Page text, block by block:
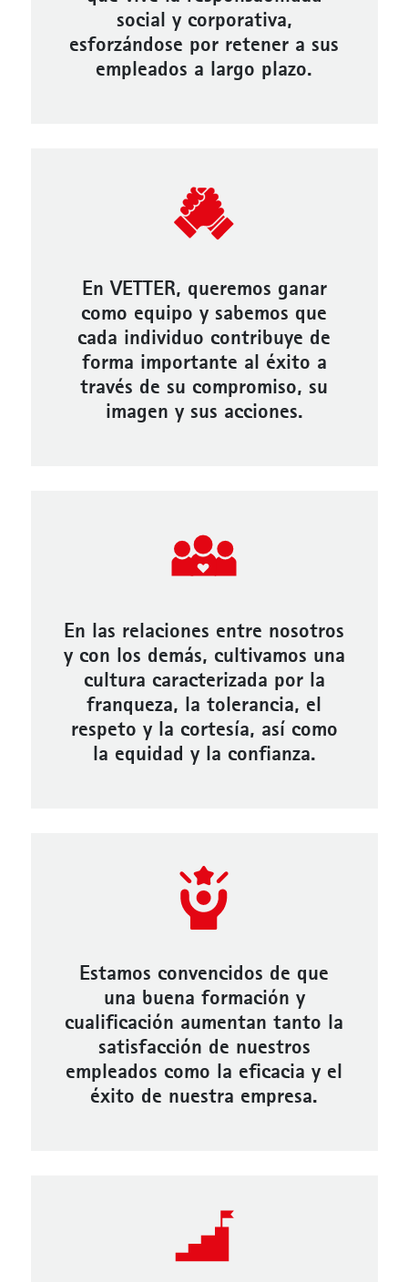
social y corporativa,
esforzándose por retener a sus
empleados a largo plazo.
En VETTER, queremos ganar
como equipo y sabemos que
cada individuo contribuye de
forma importante al éxito a
través de su compromiso, su
imagen y sus acciones.
En las relaciones entre nosotros
y con los demás, cultivamos una
cultura caracterizada por la
franqueza, la tolerancia, el
respeto y la cortesía, así como
la equidad y la confianza.
Estamos convencidos de que
una buena formación y
cualificación aumentan tanto la
satisfacción de nuestros
empleados como la eficacia y el
éxito de nuestra empresa.